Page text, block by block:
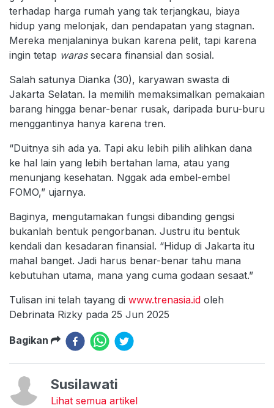
terhadap harga rumah yang tak terjangkau, biaya
hidup yang melonjak, dan pendapatan yang stagnan.
Mereka menjalaninya bukan karena pelit, tapi karena
ingin tetap warassecara finansial dan sosial.
Salah satunya Dianka (30), karyawan swasta di
Jakarta Selatan. Ia memilih memaksimalkan pemakaian
barang hingga benar-benar rusak, daripada buru-buru
menggantinya hanya karena tren.
“Duitnya sih ada ya. Tapi aku lebih pilih alihkan dana
ke hal lain yang lebih bertahan lama, atau yang
menunjang kesehatan. Nggak ada embel-embel
FOMO,” ujarnya.
Baginya, mengutamakan fungsi dibanding gengsi
bukanlah bentuk pengorbanan. Justru itu bentuk
kendali dan kesadaran finansial. “Hidup di Jakarta itu
mahal banget. Jadi harus benar-benar tahu mana
kebutuhan utama, mana yang cuma godaan sesaat.”
Tulisan ini telah tayang di www.trenasia.id oleh
Debrinata Rizky pada 25 Jun 2025
Bagikan
Susilawati
Lihat semua artikel